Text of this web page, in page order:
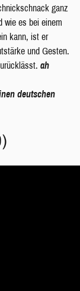
ganz
wie es bei einem
kann, ist er
und Gesten.
ah
deutschen